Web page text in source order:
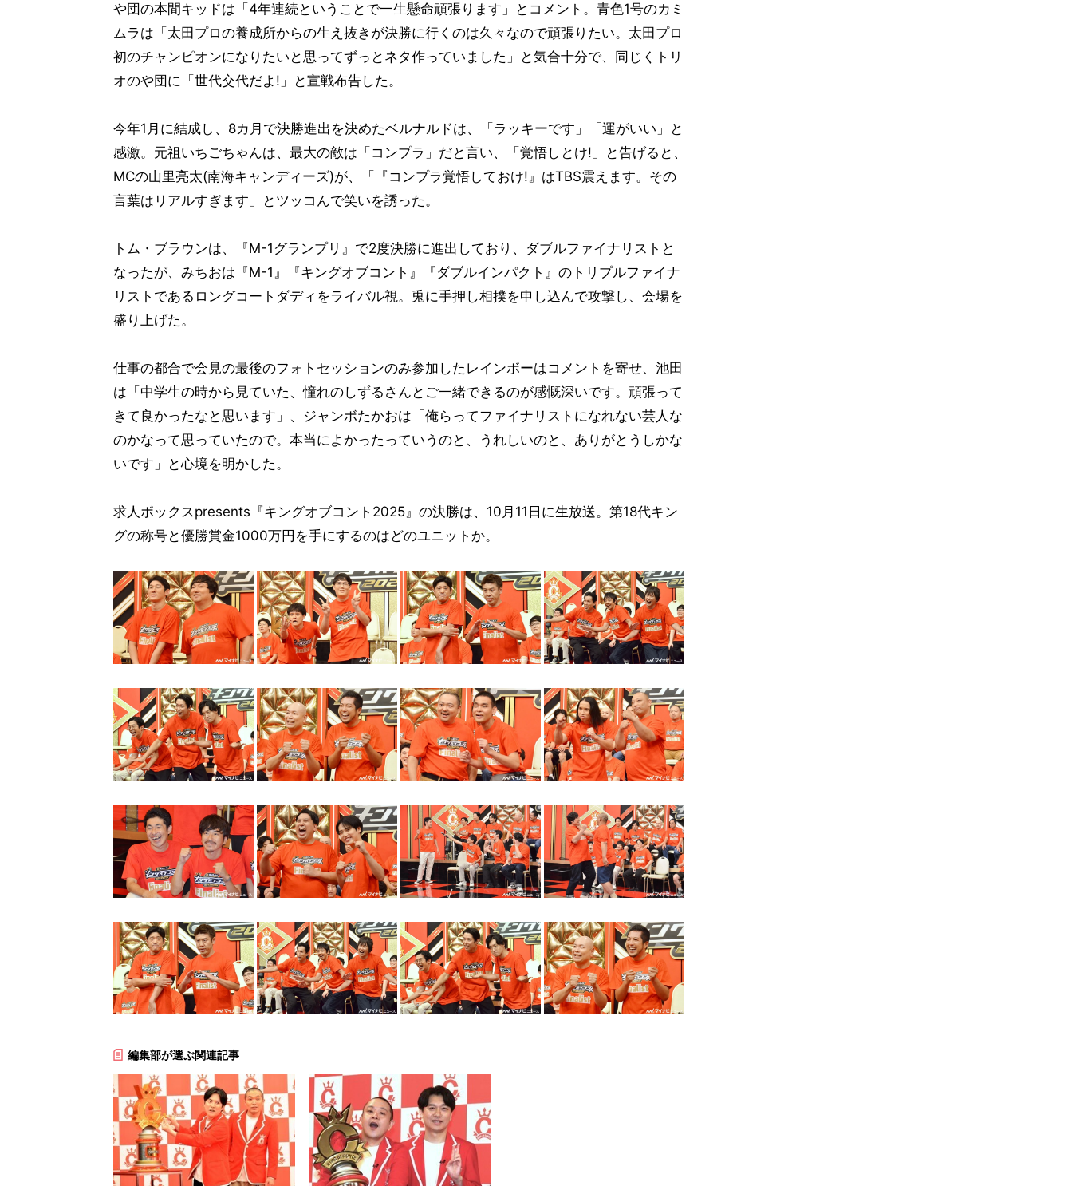
や団の本間キッドは「4年連続ということで一生懸命頑張ります」とコメント。青色1号のカミ
ムラは「太田プロの養成所からの生え抜きが決勝に行くのは久々なので頑張りたい。太田プロ
初のチャンピオンになりたいと思ってずっとネタ作っていました」と気合十分で、同じくトリ
オのや団に「世代交代だよ!」と宣戦布告した。
今年1月に結成し、8カ月で決勝進出を決めたベルナルドは、「ラッキーです」「運がいい」と
感激。元祖いちごちゃんは、最大の敵は「コンプラ」だと言い、「覚悟しとけ!」と告げると、
MCの山里亮太(南海キャンディーズ)が、「『コンプラ覚悟しておけ!』はTBS震えます。その
言葉はリアルすぎます」とツッコんで笑いを誘った。
トム・ブラウンは、『M-1グランプリ』で2度決勝に進出しており、ダブルファイナリストと
なったが、みちおは『M-1』『キングオブコント』『ダブルインパクト』のトリプルファイナ
リストであるロングコートダディをライバル視。兎に手押し相撲を申し込んで攻撃し、会場を
盛り上げた。
仕事の都合で会見の最後のフォトセッションのみ参加したレインボーはコメントを寄せ、池田
は「中学生の時から見ていた、憧れのしずるさんとご一緒できるのが感慨深いです。頑張って
きて良かったなと思います」、ジャンボたかおは「俺らってファイナリストになれない芸人な
のかなって思っていたので。本当によかったっていうのと、うれしいのと、ありがとうしかな
いです」と心境を明かした。
求人ボックスpresents『キングオブコント2025』の決勝は、10月11日に生放送。第18代キン
グの称号と優勝賞金1000万円を手にするのはどのユニットか。
編集部が選ぶ関連記事